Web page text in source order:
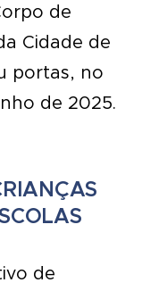
de
Cidade de
portas, no
de 2025.
de